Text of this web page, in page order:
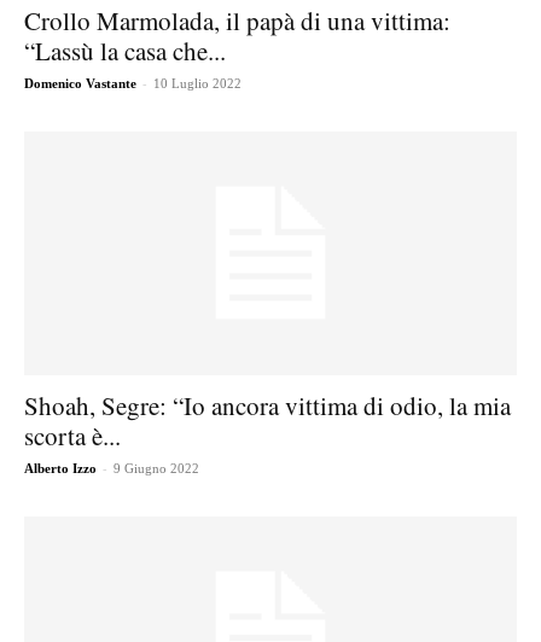
Crollo Marmolada, il papà di una vittima:
“Lassù la casa che...
Domenico Vastante - 10 Luglio 2022
Shoah, Segre: “Io ancora vittima di odio, la mia
scorta è...
Alberto Izzo - 9 Giugno 2022